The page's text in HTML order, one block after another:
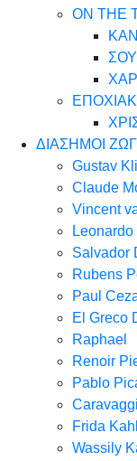
ON THE
ΔΙΑΣΗΜΟΙ
Gustav
Claude
Vincent
Salvador
Rubens
Paul
El Greco
Raphael
Renoir
Pablo
Frida
Wassily